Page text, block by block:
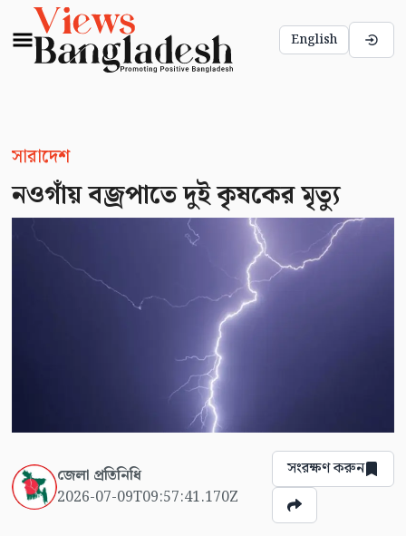
English
সারাদেশ
নওগাঁয় বজ্রপাতে দুই কৃষকের মৃত্যু
জেলা প্রতিনিধি
2026-07-09T09:57:41.170Z
সংরক্ষণ করুন